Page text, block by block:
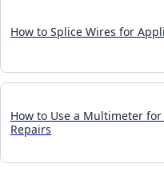
How to Splice Wires for
How to Use a Multimeter
Repairs